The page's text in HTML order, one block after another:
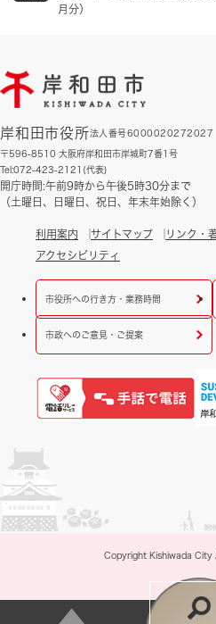
月分）
岸和田市役所法人番号6000020272027
〒596-8510 大阪府岸和田市岸城町7番1号
Tel:072-423-2121(代表)
開庁時間:午前9時から午後5時30分まで
（土曜日、日曜日、祝日、年末年始除く）
利用案内 サイトマップ リンク・
アクセシビリティ
市役所への行き方・業務時間
市政へのご意見・ご提案
Copyright Kishiwada City